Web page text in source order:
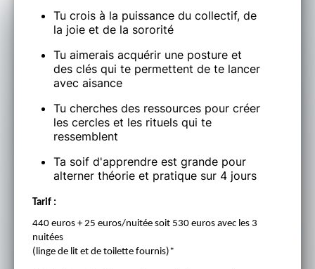
Tu crois à la puissance du collectif, de
la joie et de la sororité
Tu aimerais acquérir une posture et
des clés qui te permettent de te lancer
avec aisance
Tu cherches des ressources pour créer
les cercles et les rituels qui te
ressemblent
Ta soif d'apprendre est grande pour
alterner théorie et pratique sur 4 jours
Tarif :
440 euros + 25 euros/nuitée soit 530 euros avec les 3
nuitées
(linge de lit et de toilette fournis)*